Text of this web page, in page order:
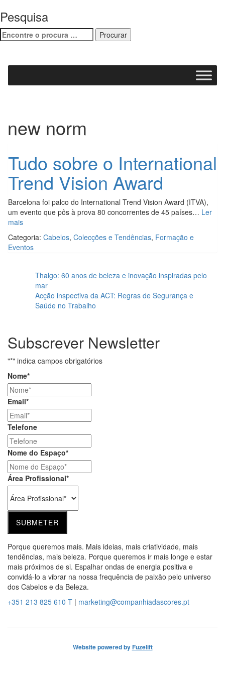
Pesquisa
new norm
Tudo sobre o International
Trend Vision Award
Barcelona foi palco do International Trend Vision Award (ITVA),
um evento que pôs à prova 80 concorrentes de 45 países… Ler
mais
Categoria: Cabelos, Colecções e Tendências, Formação e
Eventos
Thalgo: 60 anos de beleza e inovação inspiradas pelo
mar
Acção inspectiva da ACT: Regras de Segurança e
Saúde no Trabalho
Subscrever Newsletter
"*" indica campos obrigatórios
Nome*
Email*
Telefone
Nome do Espaço*
Área Profissional*
Porque queremos mais. Mais ideias, mais criatividade, mais
tendências, mais beleza. Porque queremos ir mais longe e estar
mais próximos de si. Espalhar ondas de energia positiva e
convidá-lo a vibrar na nossa frequência de paixão pelo universo
dos Cabelos e da Beleza.
+351 213 825 610 T | marketing@companhiadascores.pt
Website powered byFuzelift